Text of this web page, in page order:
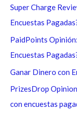
a
r
p
o
Super Charge
Encuestas
PaidPoints
Encuestas
Ganar Dinero con
PrizesDrop
con encuestas